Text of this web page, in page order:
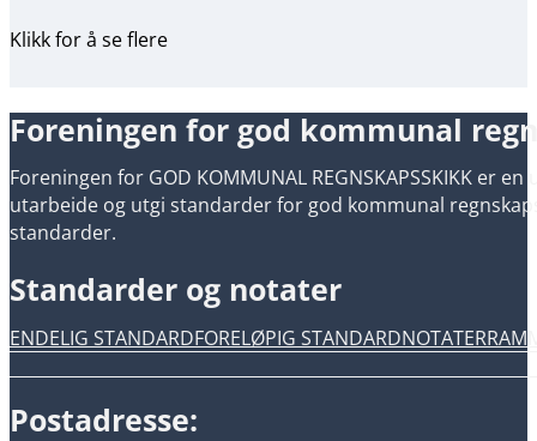
Klikk for å se flere
Foreningen for god kommunal
Foreningen for GOD KOMMUNAL REGNSKAPSSKIKK
utarbeide og utgi standarder for god kommunal
standarder.
Standarder og notater
ENDELIG STANDARDFORELØPIG STANDARDNOTATER
Postadresse: